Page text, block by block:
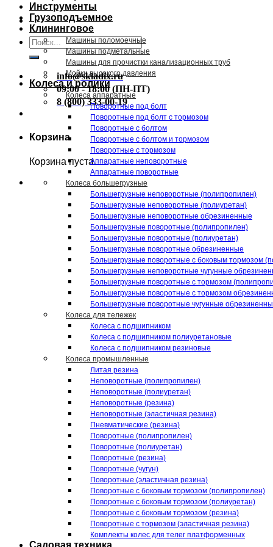
Искать:
info@skladix.ru
09:00 - 18:00 (ПН-ПТ)
8 (800) 333-00-19
Корзина
Корзина пуста.
Инструменты
Грузоподъемное
Клининговое
Машины поломоечные
Машины подметальные
Машины для прочистки канализационных труб
Мойки высокого давления
Колеса и ролики
Колеса аппаратные
Поворотные под болт
Поворотные под болт с тормозом
Поворотные с болтом
Поворотные с болтом и тормозом
Поворотные с тормозом
Аппаратные неповоротные
Аппаратные поворотные
Колеса большегрузные
Большегрузные неповоротные (полипропилен)
Большегрузные неповоротные (полиуретан)
Большегрузные неповоротные обрезиненные
Большегрузные поворотные (полипропилен)
Большегрузные поворотные (полиуретан)
Большегрузные поворотные обрезиненные
Большегрузные поворотные с боковым тормозом
Большегрузные неповоротные чугунные
Большегрузные поворотные с тормозом
Большегрузные поворотные с тормозом
Большегрузные поворотные чугунные
Колеса для тележек
Колеса с подшипником
Колеса с подшипником полиуретановые
Колеса с подшипником резиновые
Колеса промышленные
Литая резина
Неповоротные (полипропилен)
Неповоротные (полиуретан)
Неповоротные (резина)
Неповоротные (эластичная резина)
Пневматические (резина)
Поворотные (полипропилен)
Поворотные (полиуретан)
Поворотные (резина)
Поворотные (чугун)
Поворотные (эластичная резина)
Поворотные c боковым тормозом (полипропилен)
Поворотные c боковым тормозом (полиуретан)
Поворотные c боковым тормозом (резина)
Поворотные c тормозом (эластичная резина)
Комплекты колес для телег платформенных
Садовая техника